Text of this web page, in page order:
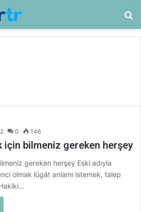
0 146
için bilmeniz gereken herşey
gereken herşey Eski adıyla
olmak lügât anlamı istemek, talep